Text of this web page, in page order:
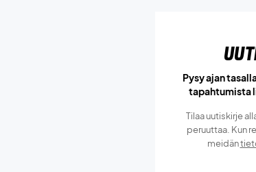
Pysy ajan
tapahtumista
Tilaa uutiskirje
peruuttaa. Kun
meidän